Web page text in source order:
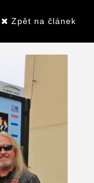
Zpět na článek